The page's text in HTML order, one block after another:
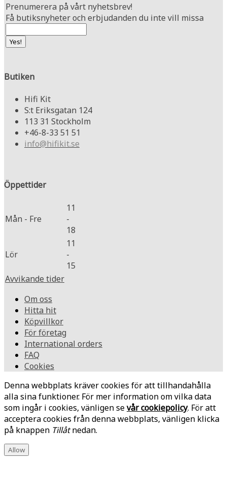
Prenumerera på vårt nyhetsbrev!
Få butiksnyheter och erbjudanden du inte vill missa
Butiken
Hifi Kit
S:t Eriksgatan 124
113 31 Stockholm
+46-8-33 51 51
info@hifikit.se
Öppettider
Mån - Fre
11
-
18
Lör
11
-
15
Avvikande tider
Om oss
Hitta hit
Köpvillkor
För företag
International orders
FAQ
Cookies
Denna webbplats kräver cookies för att tillhandahålla
alla sina funktioner. För mer information om vilka data
som ingår i cookies, vänligen sevår cookiepolicy. För att
acceptera cookies från denna webbplats, vänligen klicka
på knappen Tillåtnedan.
Allow